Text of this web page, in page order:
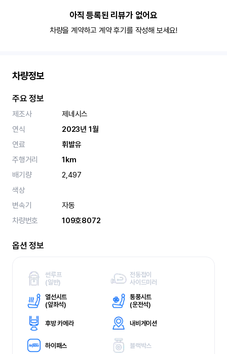
아직 등록된 리뷰가 없어요
차량을 계약하고 계약 후기를 작성해 보세요!
차량정보
주요 정보
제조사
제네시스
연식
2023년 1월
연료
휘발유
주행거리
1km
배기량
2,497
색상
변속기
자동
차량번호
109호8072
옵션 정보
썬루프
(일반)
전동접이
사이드미러
열선시트
(앞좌석)
통풍시트
(운전석)
후방 카메라 내비게이션
하이패스 블랙박스